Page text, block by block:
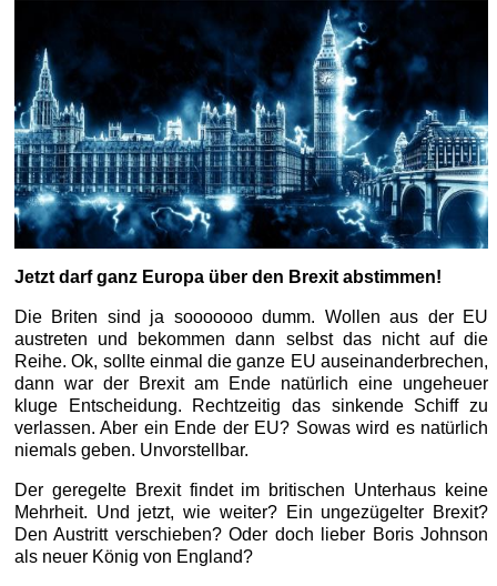
Jetzt darf ganz Europa über den Brexit abstimmen!
Die Briten sind ja sooooooo dumm. Wollen aus der EU
austreten und bekommen dann selbst das nicht auf die
Reihe. Ok, sollte einmal die ganze EU auseinanderbrechen,
dann war der Brexit am Ende natürlich eine ungeheuer
kluge Entscheidung. Rechtzeitig das sinkende Schiff zu
verlassen. Aber ein Ende der EU? Sowas wird es natürlich
niemals geben. Unvorstellbar.
Der geregelte Brexit findet im britischen Unterhaus keine
Mehrheit. Und jetzt, wie weiter? Ein ungezügelter Brexit?
Den Austritt verschieben? Oder doch lieber Boris Johnson
als neuer König von England?